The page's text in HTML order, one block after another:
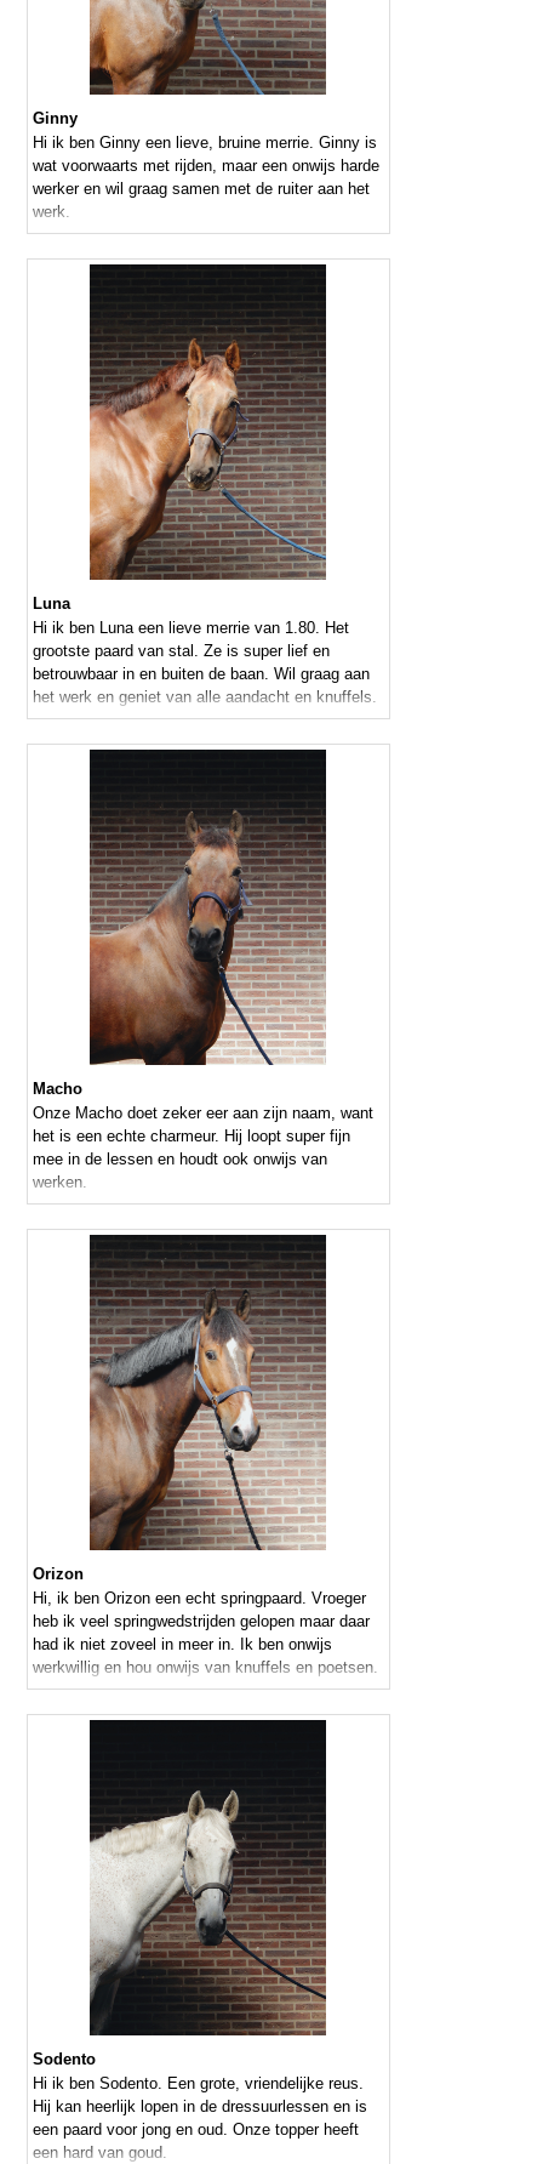
Ginny
Hi ik ben Ginny een lieve, bruine merrie. Ginny is
wat voorwaarts met rijden, maar een onwijs harde
werker en wil graag samen met de ruiter aan het
werk.
Luna
Hi ik ben Luna een lieve merrie van 1.80. Het
grootste paard van stal. Ze is super lief en
betrouwbaar in en buiten de baan. Wil graag aan
het werk en geniet van alle aandacht en knuffels.
Macho
Onze Macho doet zeker eer aan zijn naam, want
het is een echte charmeur. Hij loopt super fijn
mee in de lessen en houdt ook onwijs van
werken.
Orizon
Hi, ik ben Orizon een echt springpaard. Vroeger
heb ik veel springwedstrijden gelopen maar daar
had ik niet zoveel in meer in. Ik ben onwijs
werkwillig en hou onwijs van knuffels en poetsen.
Sodento
Hi ik ben Sodento. Een grote, vriendelijke reus.
Hij kan heerlijk lopen in de dressuurlessen en is
een paard voor jong en oud. Onze topper heeft
een hard van goud.